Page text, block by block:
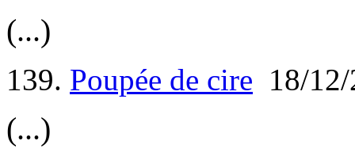
(...)
139. Poupée de cire 18/
(...)